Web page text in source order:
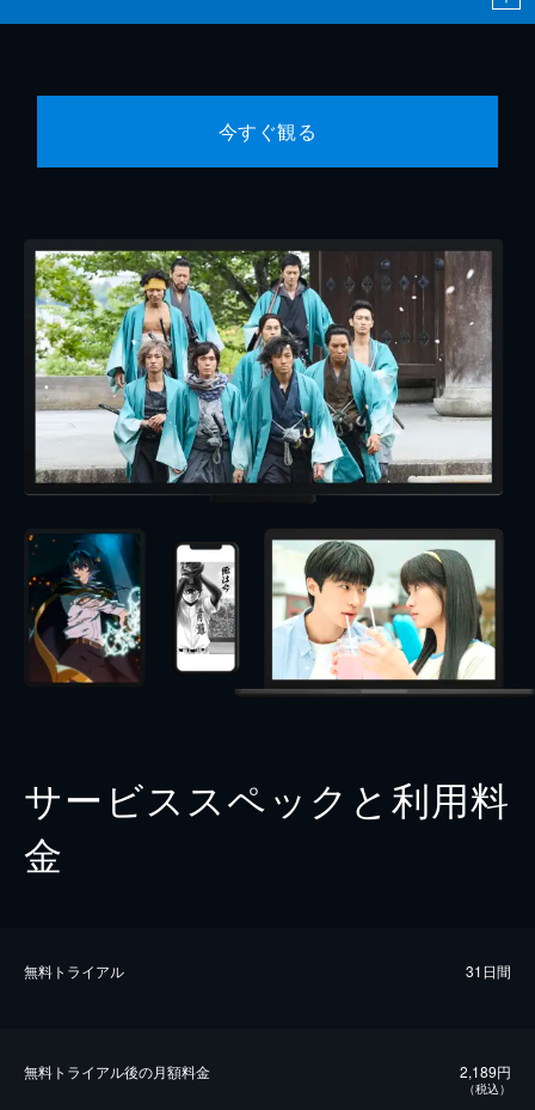
今すぐ観る
サービススペックと利用料
金
無料トライアル 31日間
無料トライアル後の⽉額料金 2,189円
（税込）